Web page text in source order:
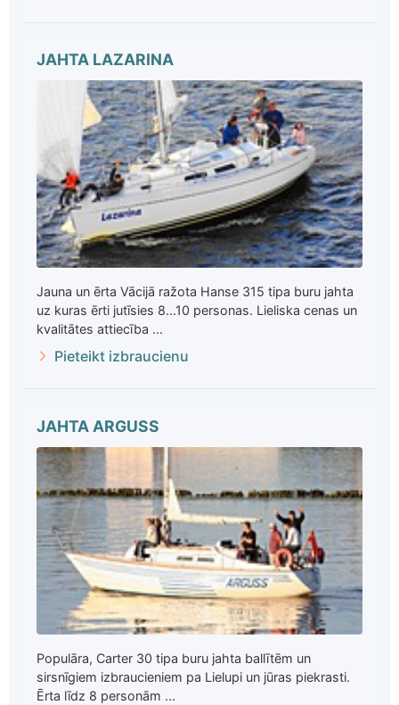
JAHTA LAZARINA
Jauna un ērta Vācijā ražota Hanse 315 tipa buru jahta
uz kuras ērti jutīsies 8...10 personas. Lieliska cenas un
kvalitātes attiecība ...
Pieteikt izbraucienu
JAHTA ARGUSS
Populāra, Carter 30 tipa buru jahta ballītēm un
sirsnīgiem izbraucieniem pa Lielupi un jūras piekrasti.
Ērta līdz 8 personām ...